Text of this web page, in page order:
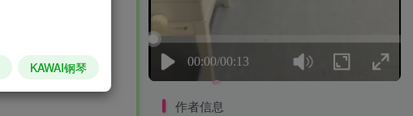
作者信息
KAWAI钢琴